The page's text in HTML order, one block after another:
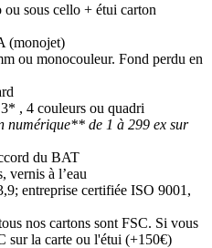
ou sous cello + étui carton
(monojet)
ou monocouleur. Fond perdu en
, 4 couleurs ou quadri
numérique** de 1 à 299 ex sur
du BAT
vernis à l’eau
entreprise certifiée ISO 9001,
nos cartons sont FSC. Si vous
sur la carte ou l'étui (+150€)